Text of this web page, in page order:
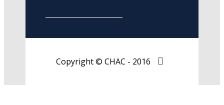
Copyright © CHAC - 2016